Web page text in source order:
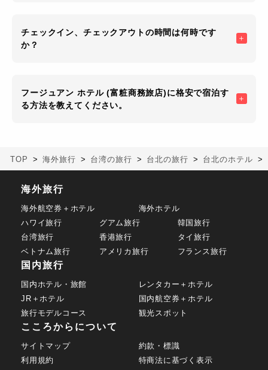
チェックイン、チェックアウトの時間は何時です
か？
フージュアン ホテル (富粧商務旅店)に格安で宿泊す
る方法を教えてください。
TOP 海外旅行 台湾の旅行 台北の旅行 台北のホテル
海外旅行
海外航空券＋ホテル
海外ホテル
ハワイ旅行
グアム旅行
韓国旅行
台湾旅行
香港旅行
タイ旅行
ベトナム旅行
アメリカ旅行 フランス旅行
国内旅行
国内ホテル・旅館
レンタカー＋ホテル
JR＋ホテル
国内航空券＋ホテル
旅行モデルコース
観光スポット
こころからについて
サイトマップ
約款・標識
利用規約
特商法に基づく表示